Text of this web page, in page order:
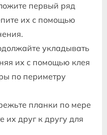
первый ряд
их с помощью
укладывать
их с помощью клея
по периметру
планки по мере
их друг к другу для